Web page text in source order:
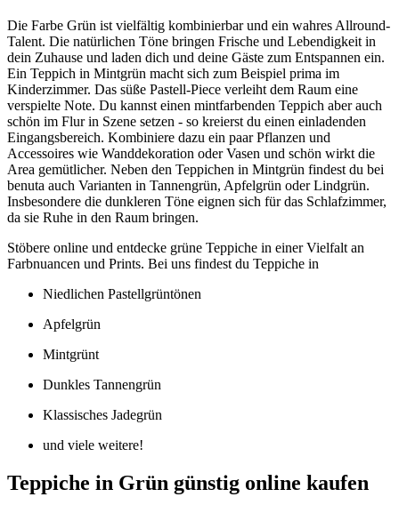
Die Farbe Grün ist vielfältig kombinierbar und ein wahres Allround-
Talent. Die natürlichen Töne bringen Frische und Lebendigkeit in
dein Zuhause und laden dich und deine Gäste zum Entspannen ein.
Ein Teppich in Mintgrün macht sich zum Beispiel prima im
Kinderzimmer. Das süße Pastell-Piece verleiht dem Raum eine
verspielte Note. Du kannst einen mintfarbenden Teppich aber auch
schön im Flur in Szene setzen - so kreierst du einen einladenden
Eingangsbereich. Kombiniere dazu ein paar Pflanzen und
Accessoires wie Wanddekoration oder Vasen und schön wirkt die
Area gemütlicher. Neben den Teppichen in Mintgrün findest du bei
benuta auch Varianten in Tannengrün, Apfelgrün oder Lindgrün.
Insbesondere die dunkleren Töne eignen sich für das Schlafzimmer,
da sie Ruhe in den Raum bringen.
Stöbere online und entdecke grüne Teppiche in einer Vielfalt an
Farbnuancen und Prints. Bei uns findest du Teppiche in
Niedlichen Pastellgrüntönen
Apfelgrün
Mintgrünt
Dunkles Tannengrün
Klassisches Jadegrün
und viele weitere!
Teppiche in Grün günstig online kaufen